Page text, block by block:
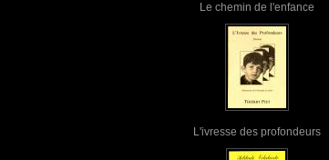
Le chemin de l'enfance
L'ivresse des profondeurs